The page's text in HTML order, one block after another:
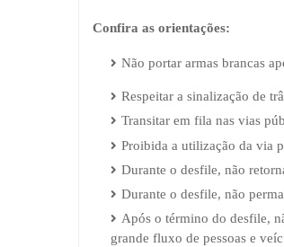
Confira as orientações:
Não portar armas brancas
Respeitar a sinalização de
Transitar em fila nas vias
Proibida a utilização da via
Durante o desfile, não
Durante o desfile, não
Após o término do desfile,
grande fluxo de pessoas e